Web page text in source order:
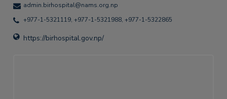
admin.birhospital@nams.org.np
+977-1-5321119, +977-1-5321988, +977-1-5322865
https://birhospital.gov.np/